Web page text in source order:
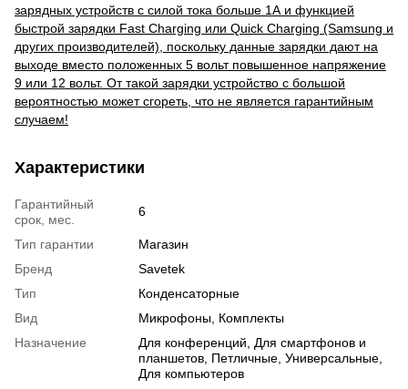
зарядных устройств с силой тока больше 1А и функцией
быстрой зарядки Fast Charging или Quick Charging (Samsung и
других производителей), поскольку данные зарядки дают на
выходе вместо положенных 5 вольт повышенное напряжение
9 или 12 вольт. От такой зарядки устройство с большой
вероятностью может сгореть, что не является гарантийным
случаем!
Характеристики
Гарантийный
срок, мес.
6
Тип гарантии
Магазин
Бренд
Savetek
Тип
Конденсаторные
Вид
Микрофоны, Комплекты
Назначение
Для конференций, Для смартфонов и
планшетов, Петличные, Универсальные,
Для компьютеров